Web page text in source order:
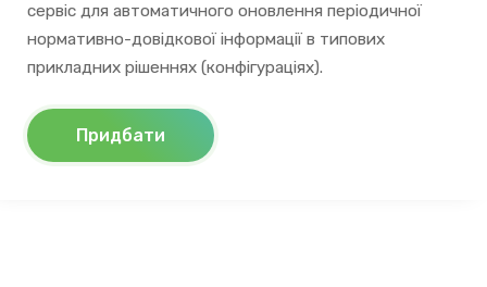
сервіс для автоматичного оновлення періодичної
нормативно-довідкової інформації в типових
прикладних рішеннях (конфігураціях).
Придбати